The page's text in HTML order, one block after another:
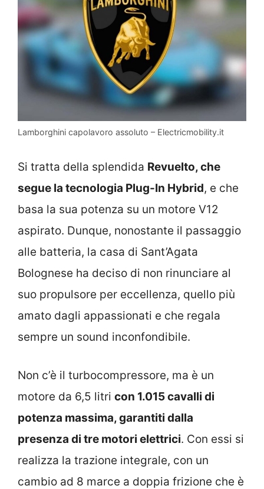
Lamborghini capolavoro assoluto – Electricmobility.it
Si tratta della splendida Revuelto, che
segue la tecnologia Plug-In Hybrid, e che
basa la sua potenza su un motore V12
aspirato. Dunque, nonostante il passaggio
alle batteria, la casa di Sant’Agata
Bolognese ha deciso di non rinunciare al
suo propulsore per eccellenza, quello più
amato dagli appassionati e che regala
sempre un sound inconfondibile.
Non c’è il turbocompressore, ma è un
motore da 6,5 litri con 1.015 cavalli di
potenza massima, garantiti dalla
presenza di tre motori elettrici. Con essi si
realizza la trazione integrale, con un
cambio ad 8 marce a doppia frizione che è